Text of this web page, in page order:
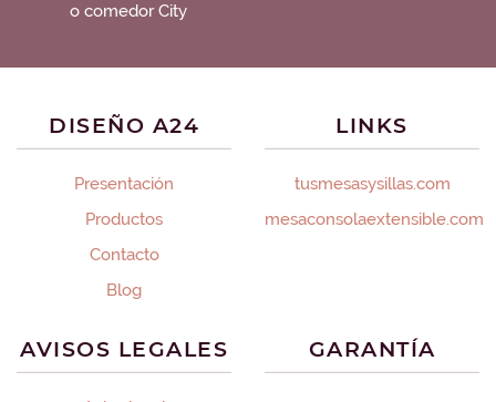
o comedor City
DISEÑO A24
Presentación
Productos
Contacto
Blog
LINKS
tusmesasysillas.com
mesaconsolaextensible.com
AVISOS LEGALES GARANTÍA